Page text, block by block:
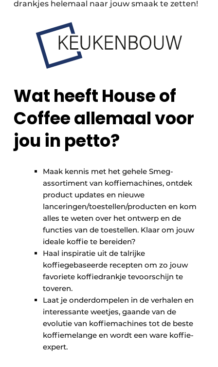
drankjes helemaal naar jouw smaak te zetten!
Wat heeft House of
Coffee allemaal voor
jou in petto?
Maak kennis met het gehele Smeg-
assortiment van koffiemachines, ontdek
product updates en nieuwe
lanceringen/toestellen/producten en kom
alles te weten over het ontwerp en de
functies van de toestellen. Klaar om jouw
ideale koffie te bereiden?
Haal inspiratie uit de talrijke
koffiegebaseerde recepten om zo jouw
favoriete koffiedrankje tevoorschijn te
toveren.
Laat je onderdompelen in de verhalen en
interessante weetjes, gaande van de
evolutie van koffiemachines tot de beste
koffiemelange en wordt een ware koffie-
expert.